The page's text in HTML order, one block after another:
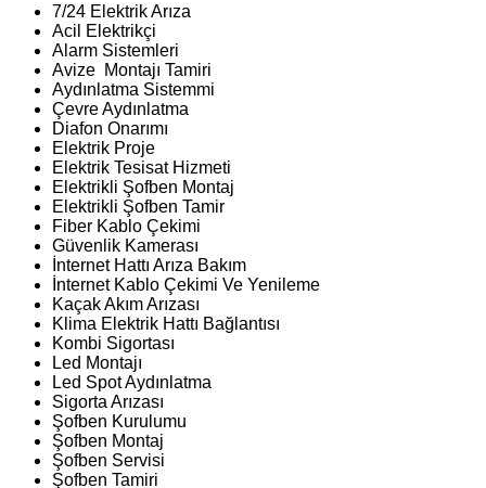
7/24 Elektrik Arıza
Acil Elektrikçi
Alarm Sistemleri
Avize Montajı Tamiri
Aydınlatma Sistemmi
Çevre Aydınlatma
Diafon Onarımı
Elektrik Proje
Elektrik Tesisat Hizmeti
Elektrikli Şofben Montaj
Elektrikli Şofben Tamir
Fiber Kablo Çekimi
Güvenlik Kamerası
İnternet Hattı Arıza Bakım
İnternet Kablo Çekimi Ve Yenileme
Kaçak Akım Arızası
Klima Elektrik Hattı Bağlantısı
Kombi Sigortası
Led Montajı
Led Spot Aydınlatma
Sigorta Arızası
Şofben Kurulumu
Şofben Montaj
Şofben Servisi
Şofben Tamiri